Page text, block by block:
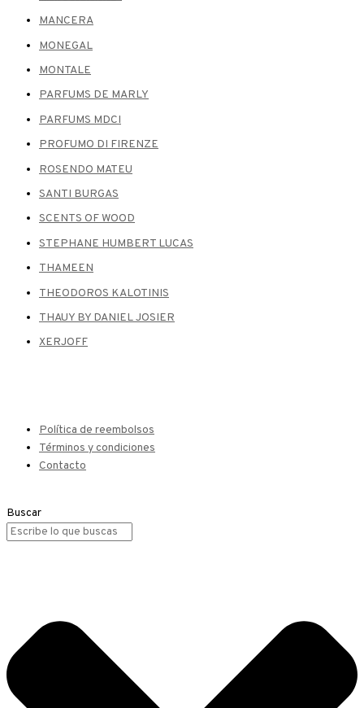
MANCERA
MONEGAL
MONTALE
PARFUMS DE MARLY
PARFUMS MDCI
PROFUMO DI FIRENZE
ROSENDO MATEU
SANTI BURGAS
SCENTS OF WOOD
STEPHANE HUMBERT LUCAS
THAMEEN
THEODOROS KALOTINIS
THAUY BY DANIEL JOSIER
XERJOFF
Política de reembolsos
Términos y condiciones
Contacto
Buscar